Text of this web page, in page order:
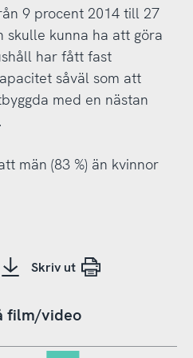
9 procent 2014 till 27
skulle kunna ha att göra
har fått fast
såväl som att
med en nästan
män (83 %) än kvinnor
Skriv ut
film/video